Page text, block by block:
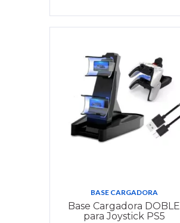
BASE CARGADORA
Base Cargadora DOBLE
para Joystick PS5